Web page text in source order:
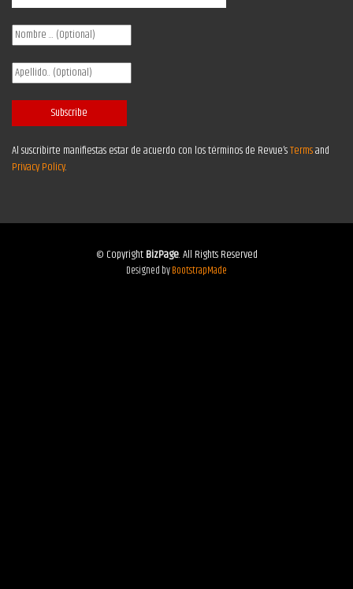
Al suscribirte manifiestas estar de acuerdo con los términos de Revue’sTermsand
Privacy Policy.
© CopyrightBizPage. All Rights Reserved
Designed byBootstrapMade